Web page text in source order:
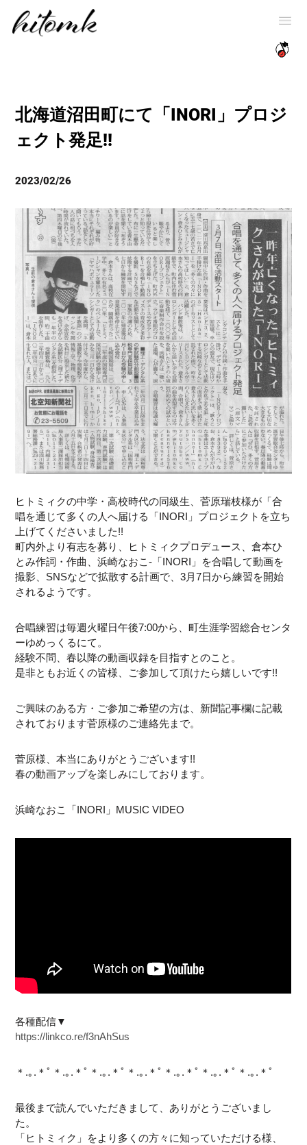
北海道沼田町にて「INORI」プロジ
ェクト発足!!
2023/02/26
ヒトミィクの中学・高校時代の同級生、菅原瑞枝様が「合
唱を通じて多くの人へ届ける「INORI」プロジェクトを立ち
上げてくださいました!!
町内外より有志を募り、ヒトミィクプロデュース、倉本ひ
とみ作詞・作曲、浜崎なおこ-「INORI」を合唱して動画を
撮影、SNSなどで拡散する計画で、3月7日から練習を開始
されるようです。
合唱練習は毎週火曜日午後7:00から、町生涯学習総合センタ
ーゆめっくるにて。
経験不問、春以降の動画収録を目指すとのこと。
是非ともお近くの皆様、ご参加して頂けたら嬉しいです!!
ご興味のある方・ご参加ご希望の方は、新聞記事欄に記載
されております菅原様のご連絡先まで。
菅原様、本当にありがとうございます!!
春の動画アップを楽しみにしております。
浜崎なおこ「INORI」MUSIC VIDEO
各種配信▼
https://linkco.re/f3nAhSus
＊.｡.＊ﾟ＊.｡.＊ﾟ＊.｡.＊ﾟ＊.｡.＊ﾟ＊.｡.＊ﾟ＊.｡.＊ﾟ＊.｡.＊ﾟ
最後まで読んでいただきまして、ありがとうございまし
た。
「ヒトミィク」をより多くの方々に知っていただける様、